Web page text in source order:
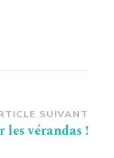
SUIVANT
les vérandas !